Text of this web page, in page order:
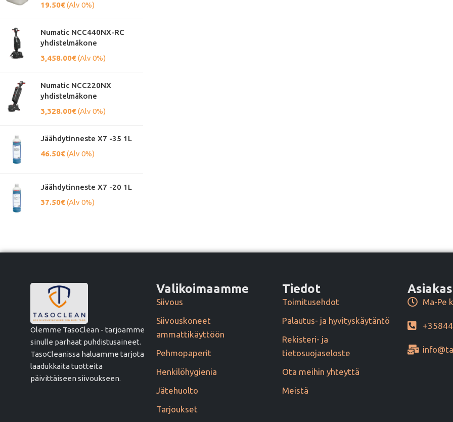
19.50€(Alv 0%)
Numatic NCC440NX-RC
yhdistelmäkone
3,458.00€(Alv 0%)
Numatic NCC220NX
yhdistelmäkone
3,328.00€(Alv 0%)
Jäähdytinneste X7 -35 1L
46.50€(Alv 0%)
Jäähdytinneste X7 -20 1L
37.50€(Alv 0%)
Olemme TasoClean - tarjoamme
sinulle parhaat puhdistusaineet.
TasoCleanissa haluamme tarjota
laadukkaita tuotteita
päivittäiseen siivoukseen.
Valikoimaamme
Siivous
Siivouskoneet
ammattikäyttöön
Pehmopaperit
Henkilöhygienia
Jätehuolto
Tarjoukset
Tiedot
Toimitusehdot
Palautus- ja hyvityskäytäntö
Rekisteri- ja
tietosuojaseloste
Ota meihin yhteyttä
Meistä
Ma-Pe